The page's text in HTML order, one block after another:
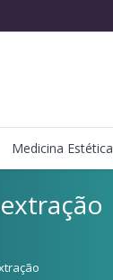
Medicina Estética
extração